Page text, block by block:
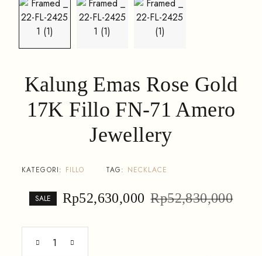
Kalung Emas Rose Gold
17K Fillo FN-71 Amero
Jewellery
KATEGORI: FILLO TAG: NECKLACE
SALE Rp52,830,000
Rp52,630,000